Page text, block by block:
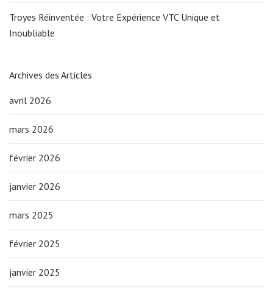
Troyes Réinventée : Votre Expérience VTC Unique et
Inoubliable
Archives des Articles
avril 2026
mars 2026
février 2026
janvier 2026
mars 2025
février 2025
janvier 2025